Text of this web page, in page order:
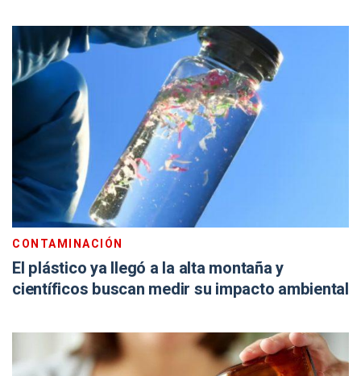
CONTAMINACIÓN
El plástico ya llegó a la alta montaña y
científicos buscan medir su impacto ambiental